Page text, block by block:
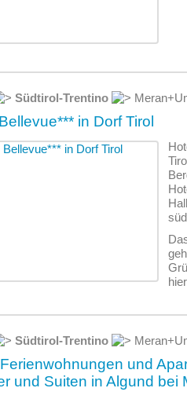
Südtirol-Trentino
in Dorf Tirol
hier
Südtirol-Trentino
und
und Suiten in Algund bei